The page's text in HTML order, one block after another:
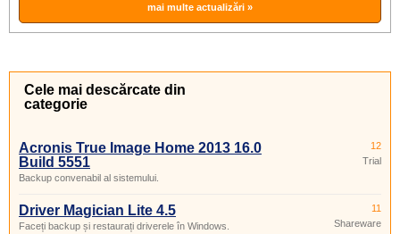
mai multe actualizări »
Cele mai descărcate din
categorie
Acronis True Image Home 2013 16.0
Build 5551
Backup convenabil al sistemului.
12
Trial
Driver Magician Lite 4.5
Faceți backup și restaurați driverele în Windows.
11
Shareware